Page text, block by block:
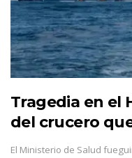
Tragedia en el
del crucero
El Ministerio de Salud